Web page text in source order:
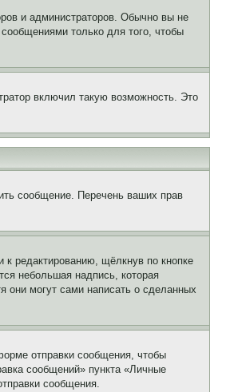
и администраторов. Обычно вы не
только для того, чтобы
включил такую возможность. Это
сообщение. Перечень ваших прав
редактированию, щёлкнув по кнопке
небольшая надпись, которая
они могут сами написать о сделанных
отправки сообщения, чтобы
сообщений» пункта «Личные
сообщения.